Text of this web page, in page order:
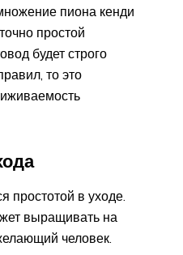
пиона кенди
простой
будет строго
то это
простотой в уходе.
выращивать на
человек.